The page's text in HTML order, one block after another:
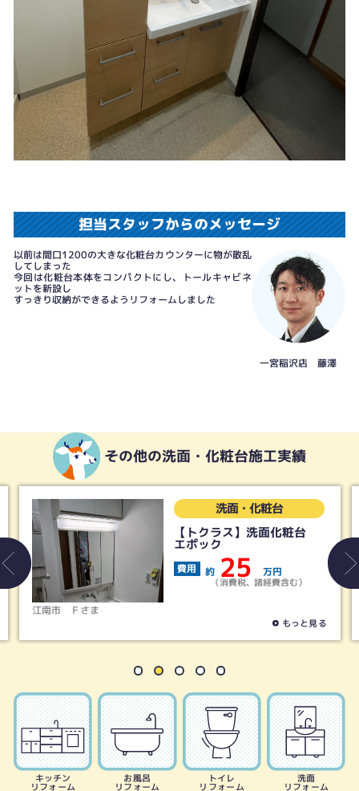
担当スタッフからのメッセージ
以前は間口1200の大きな化粧台カウンターに物が散乱
してしまった
今回は化粧台本体をコンパクトにし、トールキャビネ
ットを新設し
すっきり収納ができるようリフォームしました
一宮稲沢店 藤澤
その他の洗面・化粧台施工実績
江南市 Ｆさま
洗面・化粧台
【トクラス】洗面化粧台
エポック
費用 約 25 万円
（消費税、諸経費含む）
もっと見る
キッチン
リフォーム
お風呂
リフォーム
トイレ
リフォーム
洗面
リフォーム